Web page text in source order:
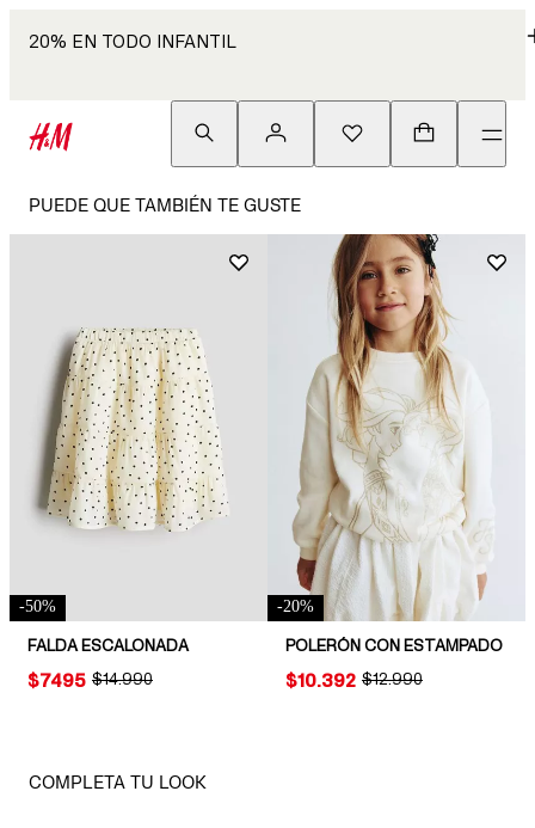
20% EN TODO INFANTIL
PUEDE QUE TAMBIÉN TE GUSTE
-50%
FALDA ESCALONADA
ORIGINAL PRICE:
$14.990
PRICE:
$7495
-20%
POLERÓN CON ESTAMPADO
ORIGINAL PRICE:
$12.990
PRICE:
$10.392
COMPLETA TU LOOK